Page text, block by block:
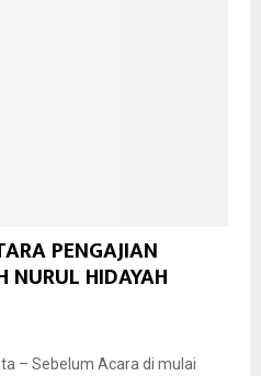
PENGAJIAN
NURUL HIDAYAH
– Sebelum Acara di mulai